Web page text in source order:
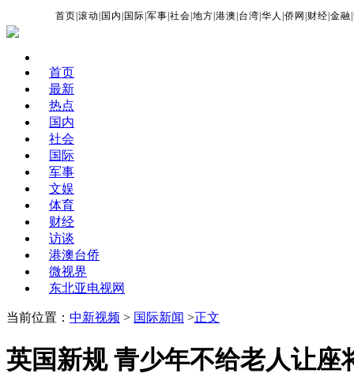
首页 |滚动 国内 国际 |军事 |社会 |地方 |港澳 台湾 |华人 |侨网 财经 |金融 |
首页
最新
热点
国内
社会
国际
军事
文娱
体育
财经
访谈
港澳台侨
微视界
东北亚电视网
当前位置： 中新视频 > 国际新闻 >正文
英国新规 青少年不给老人让座